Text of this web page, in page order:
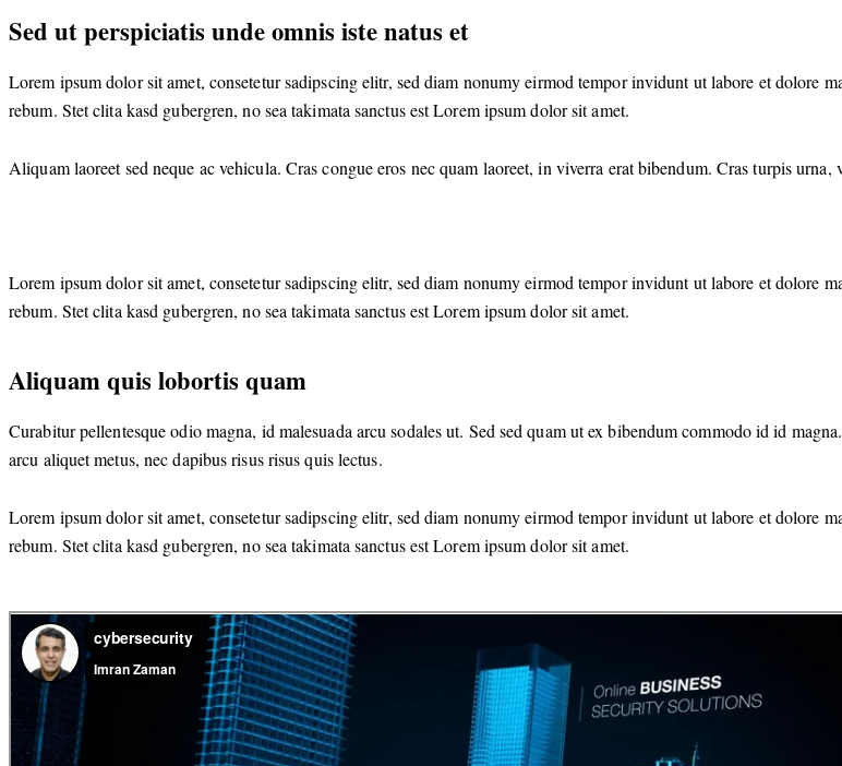
Sed ut perspiciatis unde omnis iste natus et
Lorem ipsum dolor sit amet, consetetur sadipscing elitr, sed diam nonumy eirmod tempor invidunt ut labore et dolore
rebum. Stet clita kasd gubergren, no sea takimata sanctus est Lorem ipsum dolor sit amet.
Aliquam laoreet sed neque ac vehicula. Cras congue eros nec quam laoreet, in viverra erat bibendum. Cras turpis urna,
Lorem ipsum dolor sit amet, consetetur sadipscing elitr, sed diam nonumy eirmod tempor invidunt ut labore et dolore
rebum. Stet clita kasd gubergren, no sea takimata sanctus est Lorem ipsum dolor sit amet.
Aliquam quis lobortis quam
Curabitur pellentesque odio magna, id malesuada arcu sodales ut. Sed sed quam ut ex bibendum commodo id id
arcu aliquet metus, nec dapibus risus risus quis lectus.
Lorem ipsum dolor sit amet, consetetur sadipscing elitr, sed diam nonumy eirmod tempor invidunt ut labore et dolore
rebum. Stet clita kasd gubergren, no sea takimata sanctus est Lorem ipsum dolor sit amet.